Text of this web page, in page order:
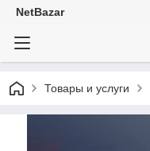
NetBazar
Товары и услуги